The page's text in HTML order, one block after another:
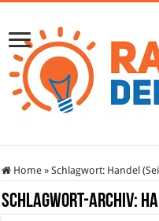
Home » Schlagwort: Handel
Schlagwort-Archiv: